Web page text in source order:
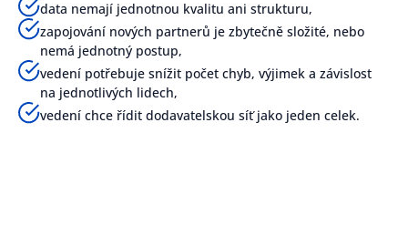
data nemají jednotnou kvalitu ani strukturu,
zapojování nových partnerů je zbytečně složité, nebo
nemá jednotný postup,
vedení potřebuje snížit počet chyb, výjimek a závislost
na jednotlivých lidech,
vedení chce řídit dodavatelskou síť jako jeden celek.